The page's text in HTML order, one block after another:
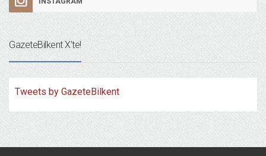
GazeteBilkent X’te!
Tweets by GazeteBilkent